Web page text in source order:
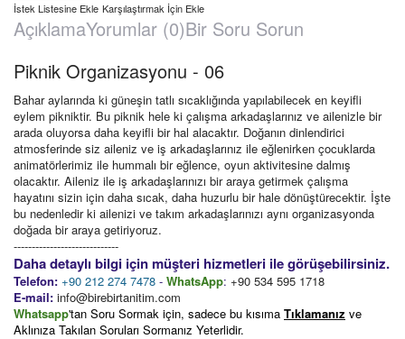
İstek Listesine Ekle Karşılaştırmak İçin Ekle
AçıklamaYorumlar (0)Bir Soru Sorun
Piknik Organizasyonu - 06
Bahar aylarında ki güneşin tatlı sıcaklığında yapılabilecek en keyifli
eylem pikniktir. Bu piknik hele ki çalışma arkadaşlarınız ve ailenizle bir
arada oluyorsa daha keyifli bir hal alacaktır. Doğanın dinlendirici
atmosferinde siz aileniz ve iş arkadaşlarınız ile eğlenirken çocuklarda
animatörlerimiz ile hummalı bir eğlence, oyun aktivitesine dalmış
olacaktır. Aileniz ile iş arkadaşlarınızı bir araya getirmek çalışma
hayatını sizin için daha sıcak, daha huzurlu bir hale dönüştürecektir. İşte
bu nedenledir ki ailenizi ve takım arkadaşlarınızı aynı organizasyonda
doğada bir araya getiriyoruz.
-----------------------------
Daha detaylı bilgi için müşteri hizmetleri ile görüşebilirsiniz.
Telefon: +90 212 274 7478 - WhatsApp: +90 534 595 1718
E-mail: info@birebirtanitim.com
Whatsapp'tan Soru Sormak için, sadece bu kısıma Tıklamanız ve
Aklınıza Takılan Soruları Sormanız Yeterlidir.